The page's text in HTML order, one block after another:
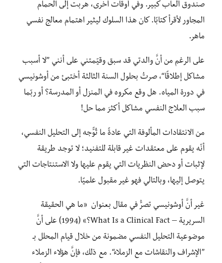
صندوق ألعاب كبير. وفي أوقات أخرى، هربت إلى الحمام
المجاور لأقرأ كتابًا. كان هذا السلوك ليثير اهتمام معالج نفسي
ماهر.
على الرغم من أنَّ والدتي قد سبق وقيّمتني على أنني ”لا أسبب
مشاكل إطلاقًا“، صرتُ بحلول السنة الثالثة أختبئ من أوشونيسي
في دورة المياه. هل وقع مكروه في المنزل أو المدرسة؟ أو ربّما
سبب العلاج النفسي مشاكل أكثرَ مما حل!
من الانتقادات المألوفة التي عادةً ما تُوًّجه إلى التحليل النفسي،
أنّه يقوم على معتقدات غير قابلة للتفنيد؛ لا توجد طريقة
لإثبات أو دحض النظريات التي يقوم عليها ولا الاستنتاجات التي
يتوصل إليها، وبالتالي فهو غير مقبول علميًا.
غير أنَّ أوشونيسي تصرُّ في مقال بعنوان «ما هي الحقيقة
السريرية – What Is a Clinical Fact؟» (1994) على أنَّ
موضوعية التحليل النفسي مضمونة من خلال قيام المحلل بـ
”الإشراف والنقاشات مع الزملاء“. مع ذلك، فإنَّ هؤلاء الزملاء